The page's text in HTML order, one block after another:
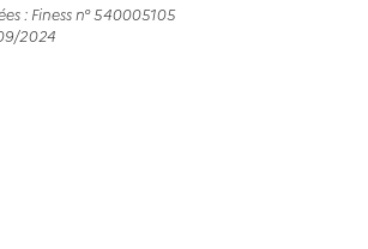
: Finess n° 540005105
2024